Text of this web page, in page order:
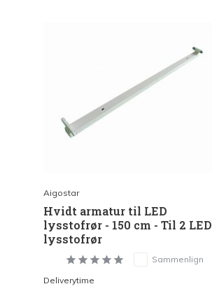
Aigostar
Hvidt armatur til LED
lysstofrør - 150 cm - Til 2 LED
lysstofrør
Sammenlign
Deliverytime